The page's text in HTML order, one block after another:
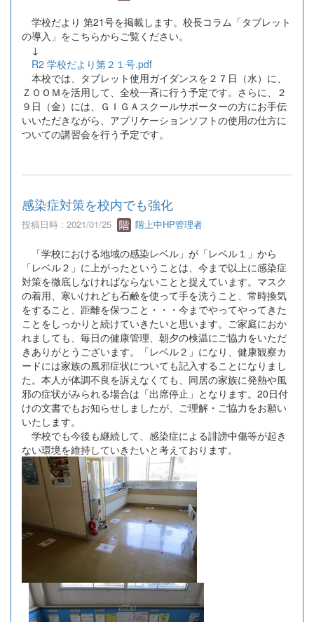
学校だより 第21号を掲載します。校長コラム「タブレット
の導入」をこちらからご覧ください。
↓
R2 学校だより第２１号.pdf
本校では、タブレット使用ガイダンスを２７日（水）に、
ＺＯＯＭを活用して、全校一斉に行う予定です。さらに、２
９日（金）には、ＧＩＧＡスクールサポーターの方にお手伝
いいただきながら、アプリケーションソフトの使用の仕方に
ついての講習会を行う予定です。
感染症対策を校内でも強化
投稿日時 : 2021/01/25 階上中HP管理者
「学校における地域の感染レベル」が「レベル１」から
「レベル２」に上がったということは、今まで以上に感染症
対策を徹底しなければならないことと捉えています。マスク
の着用、寒いけれども石鹸を使って手を洗うこと、常時換気
をすること、距離を保つこと・・・今までやってやってきた
ことをしっかりと続けていきたいと思います。ご家庭におか
れましても、毎日の健康管理、朝夕の検温にご協力をいただ
きありがとうございます。「レベル２」になり、健康観察カ
ードには家族の風邪症状についても記入することになりまし
た。本人が体調不良を訴えなくても、同居の家族に発熱や風
邪の症状がみられる場合は「出席停止」となります。20日付
けの文書でもお知らせしましたが、ご理解・ご協力をお願い
いたします。
学校でも今後も継続して、感染症による誹謗中傷等が起き
ない環境を維持していきたいと考えております。